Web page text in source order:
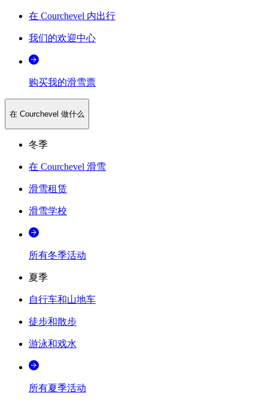
在 Courchevel 内出行
我们的欢迎中心
购买我的滑雪票
在 Courchevel 做什么
冬季
在 Courchevel 滑雪
滑雪租赁
滑雪学校
所有冬季活动
夏季
自行车和山地车
徒步和散步
游泳和戏水
所有夏季活动